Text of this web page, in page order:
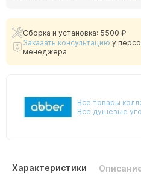
Сборка и установка: 5500 ₽
Заказать консультацию у
менеджера
Все товары
Все душевые
Характеристики